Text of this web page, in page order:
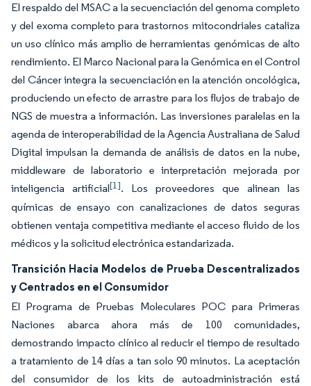
El respaldo del MSAC a la secuenciación del genoma completo
y del exoma completo para trastornos mitocondriales cataliza
un uso clínico más amplio de herramientas genómicas de alto
rendimiento. El Marco Nacional para la Genómica en el Control
del Cáncer integra la secuenciación en la atención oncológica,
produciendo un efecto de arrastre para los flujos de trabajo de
NGS de muestra a información. Las inversiones paralelas en la
agenda de interoperabilidad de la Agencia Australiana de Salud
Digital impulsan la demanda de análisis de datos en la nube,
middleware de laboratorio e interpretación mejorada por
inteligencia artificial[1]. Los proveedores que alinean las
químicas de ensayo con canalizaciones de datos seguras
obtienen ventaja competitiva mediante el acceso fluido de los
médicos y la solicitud electrónica estandarizada.
Transición Hacia Modelos de Prueba Descentralizados
y Centrados en el Consumidor
El Programa de Pruebas Moleculares POC para Primeras
Naciones abarca ahora más de 100 comunidades,
demostrando impacto clínico al reducir el tiempo de resultado
a tratamiento de 14 días a tan solo 90 minutos. La aceptación
del consumidor de los kits de autoadministración está